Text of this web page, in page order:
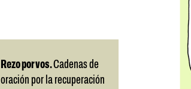
Rezo por vos.Cadenas de
oración por la recuperación